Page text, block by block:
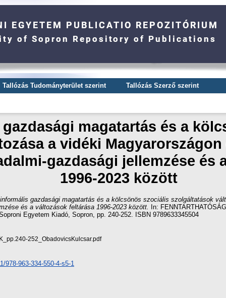
Tallózás Tudományterület szerint Tallózás Szerző szerint
magatartás és a
a vidéki
gazdasági jellemzése és
1996-2023 között
gazdasági magatartás és a kölcsönös szociális szolgáltatások
és a változások feltárása 1996-2023 között.
In:
Egyetem Kiadó, Sopron, pp. 240-252. ISBN 9789633345504
252_ObadovicsKulcsar.pdf
978-963-334-550-4-s5-1